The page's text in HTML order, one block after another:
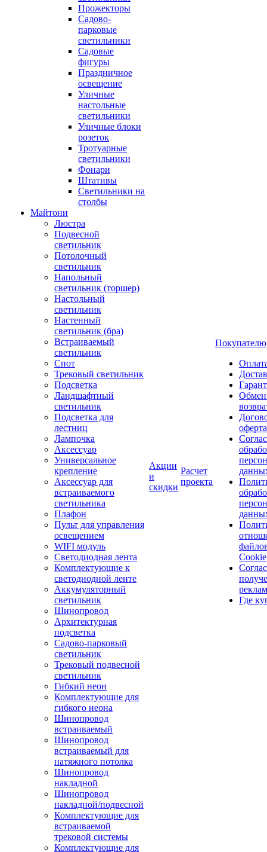
Прожекторы
Садово-
парковые
светильники
Садовые
фигуры
Праздничное
освещение
Уличные
настольные
светильники
Уличные блоки
розеток
Тротуарные
светильники
Фонари
Штативы
Светильники на
столбы
Майтони
Люстра
Подвесной
светильник
Потолочный
светильник
Напольный
светильник (торшер)
Настольный
светильник
Настенный
светильник (бра)
Встраиваемый
светильник
Спот
Трековый светильник
Подсветка
Ландшафтный
светильник
Подсветка для
лестниц
Лампочка
Аксессуар
Универсальное
крепление
Аксессуар для
встраиваемого
светильника
Плафон
Пульт для управления
освещением
WIFI модуль
Светодиодная лента
Комплектующие к
светодиодной ленте
Аккумуляторный
светильник
Шинопровод
Архитектурная
подсветка
Садово-парковый
светильник
Трековый подвесной
светильник
Гибкий неон
Комплектующие для
гибкого неона
Шинопровод
встраиваемый
Шинопровод
встраиваемый для
натяжного потолка
Шинопровод
накладной
Шинопровод
накладной/подвесной
Комплектующие для
встраиваемой
трековой системы
Комплектующие для
Акции
и
скидки
Расчет
проекта
Покупателю
оферта
Cookie
Где